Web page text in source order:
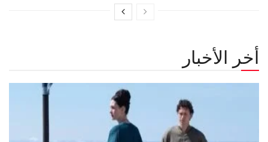
أخر الأخبار